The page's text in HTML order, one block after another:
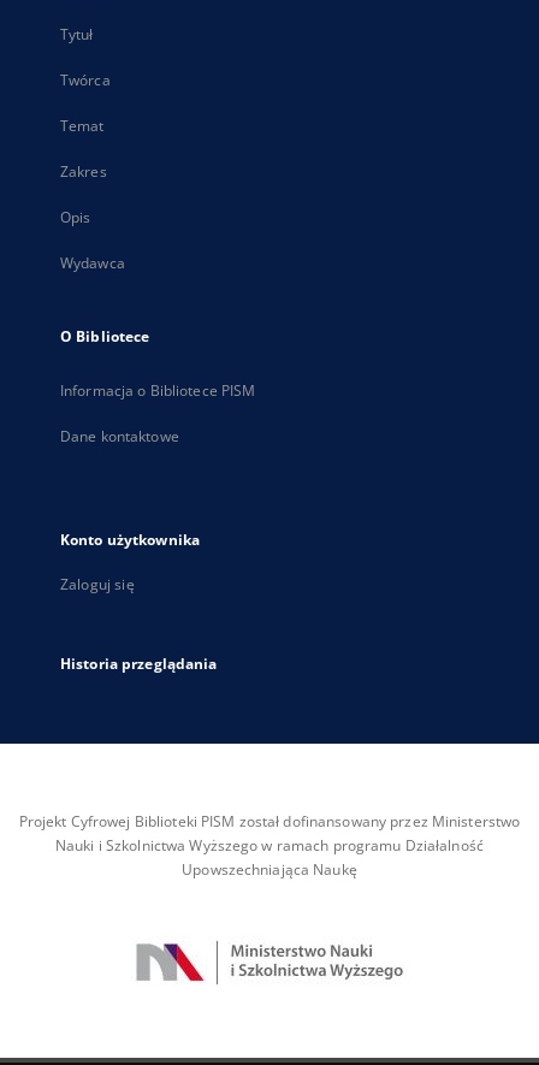
Tytuł
Twórca
Temat
Zakres
Opis
Wydawca
O Bibliotece
Informacja o Bibliotece PISM
Dane kontaktowe
Konto użytkownika
Zaloguj się
Historia przeglądania
Projekt Cyfrowej Biblioteki PISM został dofinansowany przez Ministerstwo
Nauki i Szkolnictwa Wyższego w ramach programu Działalność
Upowszechniająca Naukę